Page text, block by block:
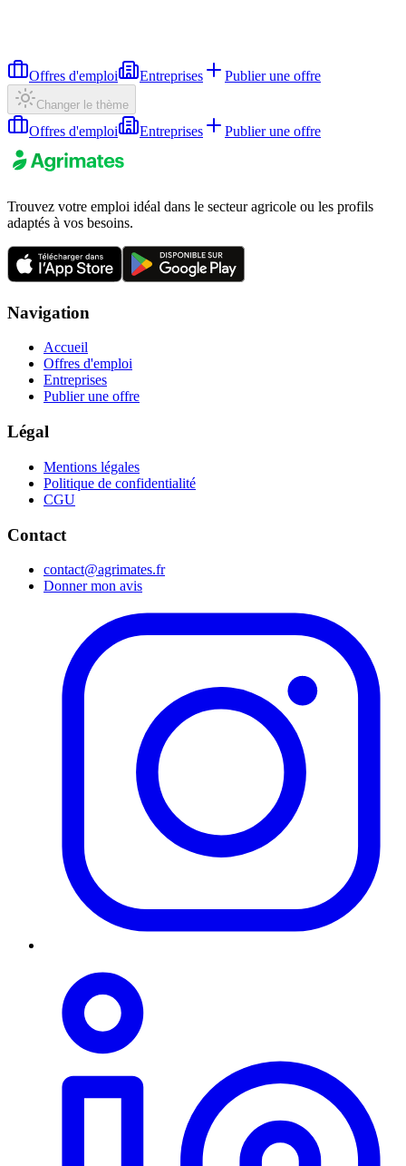
Offres d'emploi Entreprises Publier une offre
Changer le thème
Offres d'emploi Entreprises Publier une offre
Trouvez votre emploi idéal dans le secteur agricole ou les profils
adaptés à vos besoins.
Navigation
Accueil
Offres d'emploi
Entreprises
Publier une offre
Légal
Mentions légales
Politique de confidentialité
CGU
Contact
contact@agrimates.fr
Donner mon avis